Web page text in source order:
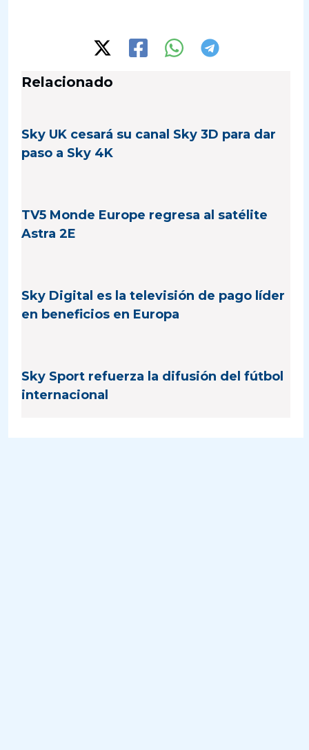
Relacionado
Sky UK cesará su canal Sky 3D para dar
paso a Sky 4K
TV5 Monde Europe regresa al satélite
Astra 2E
Sky Digital es la televisión de pago líder
en beneficios en Europa
Sky Sport refuerza la difusión del fútbol
internacional